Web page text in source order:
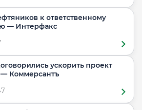
к ответственному
ценообразованию — Интерфакс
ускорить проект
«Сила Сибири-2» — Коммерсантъ